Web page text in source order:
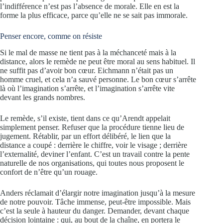
l’indifférence n’est pas l’absence de morale. Elle en est la
forme la plus efficace, parce qu’elle ne se sait pas immorale.
Penser encore, comme on résiste
Si le mal de masse ne tient pas à la méchanceté mais à la
distance, alors le remède ne peut être moral au sens habituel. Il
ne suffit pas d’avoir bon cœur. Eichmann n’était pas un
homme cruel, et cela n’a sauvé personne. Le bon cœur s’arrête
là où l’imagination s’arrête, et l’imagination s’arrête vite
devant les grands nombres.
Le remède, s’il existe, tient dans ce qu’Arendt appelait
simplement penser. Refuser que la procédure tienne lieu de
jugement. Rétablir, par un effort délibéré, le lien que la
distance a coupé : derrière le chiffre, voir le visage ; derrière
l’externalité, deviner l’enfant. C’est un travail contre la pente
naturelle de nos organisations, qui toutes nous proposent le
confort de n’être qu’un rouage.
Anders réclamait d’élargir notre imagination jusqu’à la mesure
de notre pouvoir. Tâche immense, peut-être impossible. Mais
c’est la seule à hauteur du danger. Demander, devant chaque
décision lointaine : qui, au bout de la chaîne, en portera le